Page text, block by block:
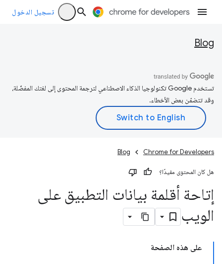
تسجيل الدخول
Blog
تستخدم Google تكنولوجيا الذكاء الاصطناعي لترجمة المحتوى إلى لغتك المفضّلة،
وقد تتضمّن بعض الأخطاء.
Chrome for Developers
Blog
هل كان المحتوى مفيدًا؟
إتاحة أقلمة بيانات التطبيق على
الويب
على هذه الصفحة